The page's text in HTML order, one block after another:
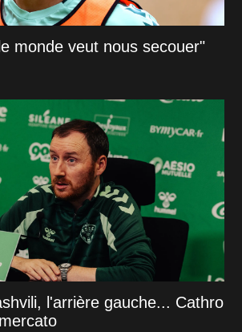
monde veut nous secouer"
l'arrière gauche... Cathro